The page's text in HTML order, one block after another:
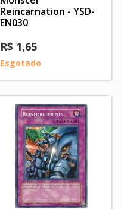
Reincarnation - YSD-
EN030
R$ 1,65
Esgotado